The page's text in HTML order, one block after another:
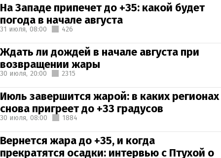
На Западе припечет до +35: какой будет
погода в начале августа
31 июля, 08:00 426
Ждать ли дождей в начале августа при
возвращении жары
30 июля, 20:00 2315
Июль завершится жарой: в каких регионах
снова пригреет до +33 градусов
30 июля, 08:00 1884
Вернется жара до +35, и когда
прекратятся осадки: интервью с Птухой о